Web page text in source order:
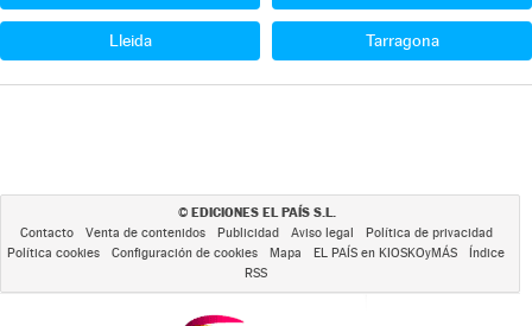
Lleida Tarragona
© EDICIONES EL PAÍS S.L.
Contacto Venta de contenidos Publicidad Aviso legal
Política de privacidad
Política cookies
Configuración de cookies Mapa EL PAÍS en KIOSKOyMÁS
Índice
RSS